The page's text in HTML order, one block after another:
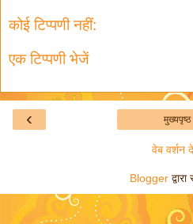
कोई टिप्पणी नहीं:
एक टिप्पणी भेजें
‹ मुख्यपृष्ठ
वेब वर्शन
Bloggerद्वारा